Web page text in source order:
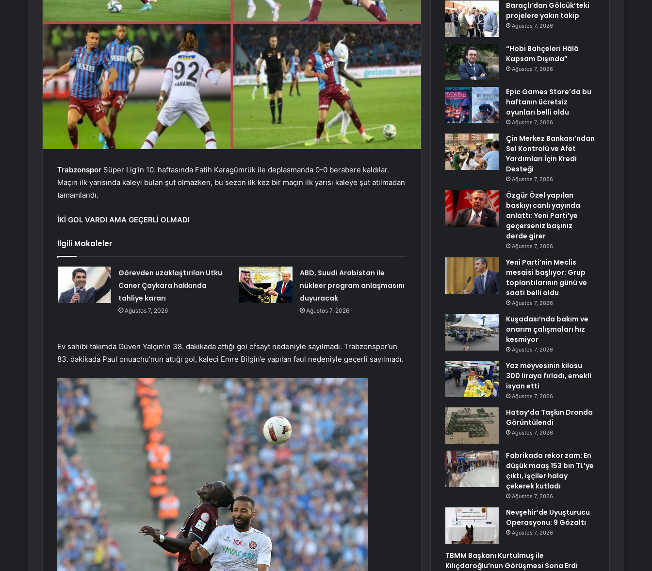
Trabzonspor Süper Lig’in 10. haftasında Fatih Karagümrük ile deplasmanda 0-0 berabere kaldılar.
Maçın ilk yarısında kaleyi bulan şut olmazken, bu sezon ilk kez bir maçın ilk yarısı kaleye şut atılmadan
tamamlandı.
İKİ GOL VARDI AMA GEÇERLİ OLMADI
İlgili Makaleler
Görevden uzaklaştırılan Utku
Caner Çaykara hakkında
tahliye kararı
Ağustos 7, 2026
ABD, Suudi Arabistan ile
nükleer program anlaşmasını
duyuracak
Ağustos 7, 2026
Ev sahibi takımda Güven Yalçın’ın 38. dakikada attığı gol ofsayt nedeniyle sayılmadı. Trabzonspor’un
83. dakikada Paul onuachu’nun attığı gol, kaleci Emre Bilgin’e yapılan faul nedeniyle geçerli sayılmadı.
Baraçlı’dan Gölcük’teki
projelere yakın takip
Ağustos 7, 2026
“Hobi Bahçeleri Hâlâ
Kapsam Dışında”
Ağustos 7, 2026
Epic Games Store’da bu
haftanın ücretsiz
oyunları belli oldu
Ağustos 7, 2026
Çin Merkez Bankası’ndan
Sel Kontrolü ve Afet
Yardımları İçin Kredi
Desteği
Ağustos 7, 2026
Özgür Özel yapılan
baskıyı canlı yayında
anlattı: Yeni Parti’ye
geçerseniz başınız
derde girer
Ağustos 7, 2026
Yeni Parti’nin Meclis
mesaisi başlıyor: Grup
toplantılarının günü ve
saati belli oldu
Ağustos 7, 2026
Kuşadası’nda bakım ve
onarım çalışmaları hız
kesmiyor
Ağustos 7, 2026
Yaz meyvesinin kilosu
300 liraya fırladı, emekli
isyan etti
Ağustos 7, 2026
Hatay’da Taşkın Dronda
Görüntülendi
Ağustos 7, 2026
Fabrikada rekor zam: En
düşük maaş 153 bin TL’ye
çıktı, işçiler halay
çekerek kutladı
Ağustos 7, 2026
Nevşehir’de Uyuşturucu
Operasyonu: 9 Gözaltı
Ağustos 7, 2026
TBMM Başkanı Kurtulmuş ile
Kılıçdaroğlu’nun Görüşmesi Sona Erdi